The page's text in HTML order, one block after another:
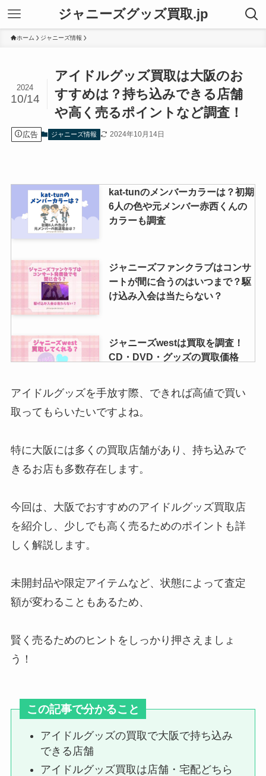
ジャニーズグッズ買取.jp
ホーム ジャニーズ情報
アイドルグッズ買取は大阪のお
すすめは？持ち込みできる店舗
や高く売るポイントなど調査！
2024
10/14
広告 ジャニーズ情報 2024年10月14日
kat-tunのメンバーカラーは？初期
6人の色や元メンバー赤西くんの
カラーも調査
ジャニーズファンクラブはコンサ
ートが間に合うのはいつまで？駆
け込み入会は当たらない？
ジャニーズwestは買取を調査！
CD・DVD・グッズの買取価格
ジャニーズ身長低い順ランキング
も身長が低いグループはどこ？身
覧！名前の改名はいつ？YouTube
や公式サイトは？
出身？大学や同期、仲良し、似て
いる芸能人も調査
駿河屋が最悪って本当？ 買取の評
の注意点は？東京店舗や大阪・開
アイドルグッズを手放す際、できれば高値で買い
取ってもらいたいですよね。
特に大阪には多くの買取店舗があり、持ち込みで
きるお店も多数存在します。
今回は、大阪でおすすめのアイドルグッズ買取店
を紹介し、少しでも高く売るためのポイントも詳
しく解説します。
未開封品や限定アイテムなど、状態によって査定
額が変わることもあるため、
賢く売るためのヒントをしっかり押さえましょ
う！
この記事で分かること
アイドルグッズの買取で大阪で持ち込み
できる店舗
アイドルグッズ買取は店舗・宅配どちら